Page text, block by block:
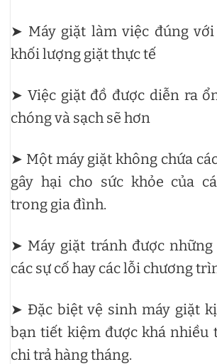
➤ Máy giặt làm việc đúng với
khối lượng giặt thực tế
➤ Việc giặt đồ được diễn ra
chóng và sạch sẽ hơn
➤ Một máy giặt không chứa
gây hại cho sức khỏe của
trong gia đình.
➤ Máy giặt tránh được những
các sự cố hay các lỗi chương
➤ Đặc biệt vệ sinh máy giặt
bạn tiết kiệm được khá nhiều
chi trả hàng tháng.